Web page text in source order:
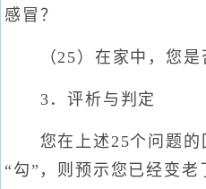
感冒？
（25）在家中，您是
3．评析与判定
您在上述25个问题的
“勾”，则预示您已经变老